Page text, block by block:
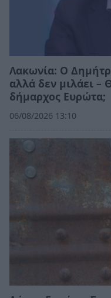
Λακωνία: Ο
αλλά δεν μιλάει –
δήμαρχος Ευρώτα;
06/08/2026 13:10